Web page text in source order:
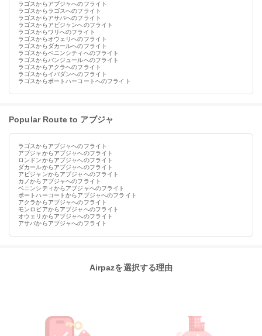
ラゴスからアブジャへのフライト
ラゴスからラゴスへのフライト
ラゴスからアサバへのフライト
ラゴスからアビジャンへのフライト
ラゴスからワリへのフライト
ラゴスからオウェリへのフライト
ラゴスからダカールへのフライト
ラゴスからベニンシティへのフライト
ラゴスからバンジュールへのフライト
ラゴスからアクラへのフライト
ラゴスからイバダンへのフライト
ラゴスからポートハーコートへのフライト
Popular Route to アブジャ
ラゴスからアブジャへのフライト
アブジャからアブジャへのフライト
ロンドンからアブジャへのフライト
ダカールからアブジャへのフライト
アビジャンからアブジャへのフライト
カノからアブジャへのフライト
ベニンシティからアブジャへのフライト
ポートハーコートからアブジャへのフライト
アクラからアブジャへのフライト
モンロビアからアブジャへのフライト
オウェリからアブジャへのフライト
アサバからアブジャへのフライト
Airpazを選択する理由